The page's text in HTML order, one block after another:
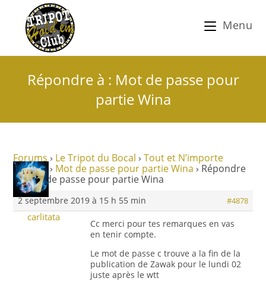
Menu
Répondre à : Mot de passe pour
partie Wina
Forums › Le Tripot du Bocal › Tout et N’importe
Nawak ! › Mot de passe pour partie Wina › Répondre
à : Mot de passe pour partie Wina
2 septembre 2019 à 15 h 55 min #4878
carlitata
Cc merci pour tes remarques en vas
en tenir compte.
Le mot de passe c trouve a la fin de la
publication de Zawak pour le lundi 02
juste après le wtt